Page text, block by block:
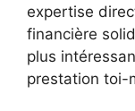
expertise
financière
plus
prestation toi-